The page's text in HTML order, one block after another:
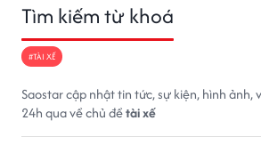
Tìm kiếm từ khoá
#TÀI XẾ
Saostar cập nhật tin tức, sự kiện, hình ảnh,
24h qua về chủ đềtài xế